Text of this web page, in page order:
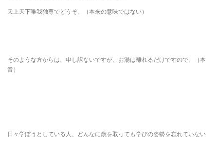
天上天下唯我独尊でどうぞ。（本来の意味ではない）
そのような方からは、申し訳ないですが、お湯は離れるだけですので。（本
音）
日々学ぼうとしている人、どんなに歳を取っても学びの姿勢を忘れていない